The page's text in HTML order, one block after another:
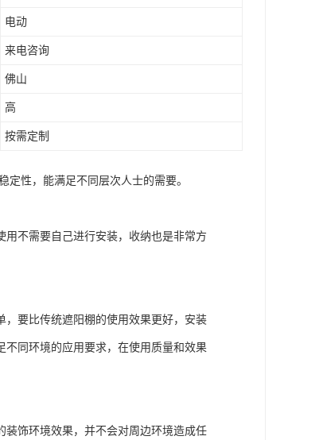
电动
来电咨询
佛山
高
按需定制
性，能满足不同层次人士的需要。
不需要自己进行安装，收纳也是非常方
，要比传统遮阳棚的使用效果更好，安装
同环境的应用要求，在使用质量和效果
装饰环境效果，并不会对周边环境造成任